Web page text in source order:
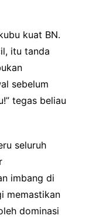
kuat BN.
itu tanda
sebelum
tegas beliau
seluruh
imbang di
memastikan
dominasi